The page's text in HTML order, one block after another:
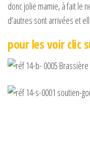
donc jolie mamie, à fait le
d’autres sont arrivées et
pour les voir clic